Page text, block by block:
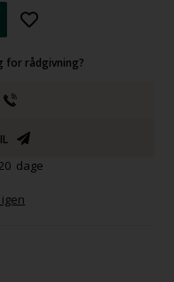
for rådgivning?
dage